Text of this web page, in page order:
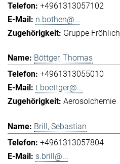
+4961313057102
n.bothen@...
Gruppe Fröhlich
Böttger, Thomas
+4961313055010
t.boettger@...
Aerosolchemie
Brill, Sebastian
+4961313057804
s.brill@...